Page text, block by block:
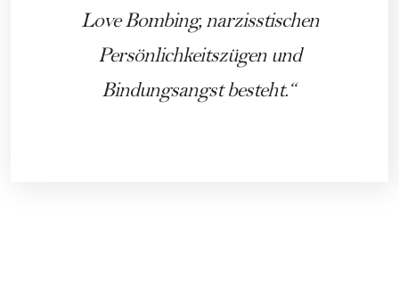
Love Bombing, narzisstischen
Persönlichkeitszügen und
Bindungsangst besteht.